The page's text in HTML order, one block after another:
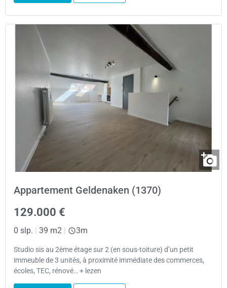
Appartement Geldenaken (1370)
129.000 €
0 slp. 39 m2 3m
Studio sis au 2ème étage sur 2 (en sous-toiture) d’un petit
immeuble de 3 unités, à proximité immédiate des commerces,
écoles, TEC, rénové… + lezen